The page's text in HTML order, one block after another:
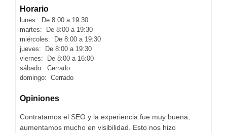
Horario
lunes: De 8:00 a 19:30
martes: De 8:00 a 19:30
miércoles: De 8:00 a 19:30
jueves: De 8:00 a 19:30
viernes: De 8:00 a 16:00
sábado: Cerrado
domingo: Cerrado
Opiniones
Contratamos el SEO y la experiencia fue muy buena,
aumentamos mucho en visibilidad. Esto nos hizo